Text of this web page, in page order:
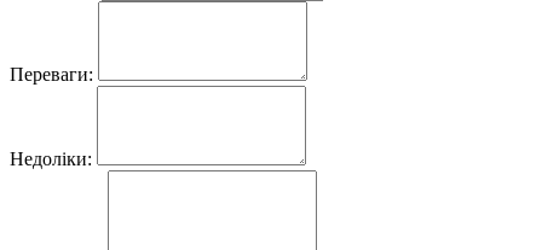
Переваги:
Недоліки: